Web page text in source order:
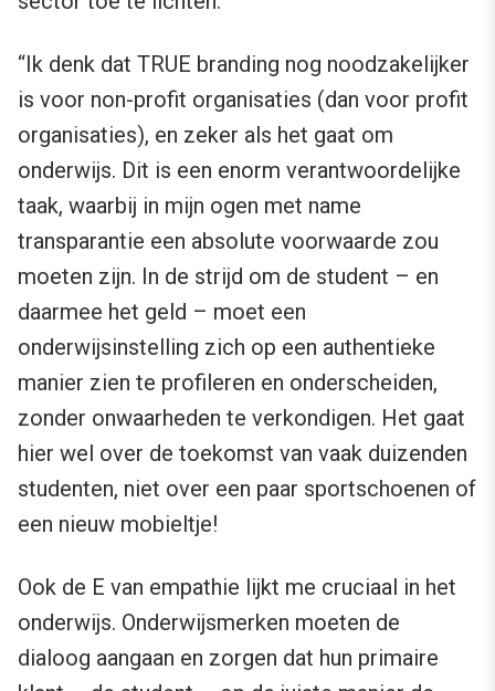
“Ik denk dat TRUE branding nog noodzakelijker
is voor non-profit organisaties (dan voor profit
organisaties), en zeker als het gaat om
onderwijs. Dit is een enorm verantwoordelijke
taak, waarbij in mijn ogen met name
transparantie een absolute voorwaarde zou
moeten zijn. In de strijd om de student – en
daarmee het geld – moet een
onderwijsinstelling zich op een authentieke
manier zien te profileren en onderscheiden,
zonder onwaarheden te verkondigen. Het gaat
hier wel over de toekomst van vaak duizenden
studenten, niet over een paar sportschoenen of
een nieuw mobieltje!
Ook de E van empathie lijkt me cruciaal in het
onderwijs. Onderwijsmerken moeten de
dialoog aangaan en zorgen dat hun primaire